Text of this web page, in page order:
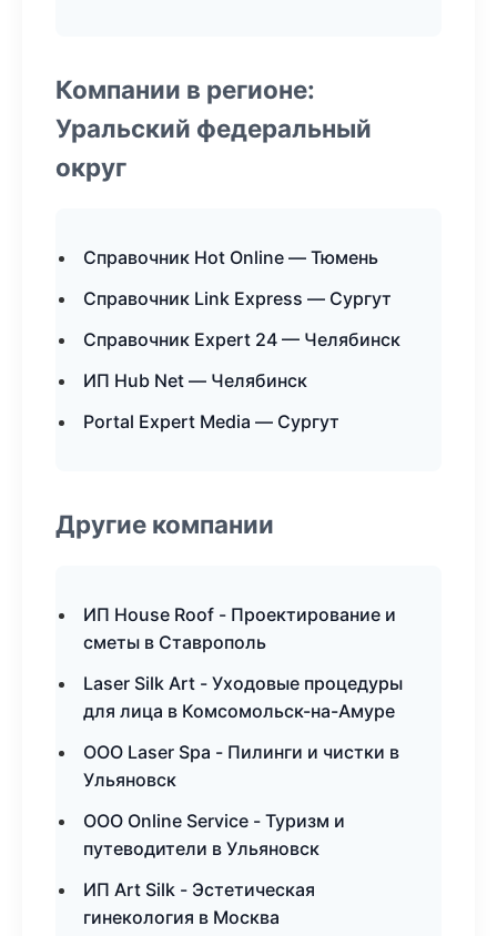
Компании в регионе:
Уральский федеральный
округ
Справочник Hot Online — Тюмень
Справочник Link Express — Сургут
Справочник Expert 24 — Челябинск
ИП Hub Net — Челябинск
Portal Expert Media — Сургут
Другие компании
ИП House Roof - Проектирование и
сметы в Ставрополь
Laser Silk Art - Уходовые процедуры
для лица в Комсомольск-на-Амуре
ООО Laser Spa - Пилинги и чистки в
Ульяновск
ООО Online Service - Туризм и
путеводители в Ульяновск
ИП Art Silk - Эстетическая
гинекология в Москва